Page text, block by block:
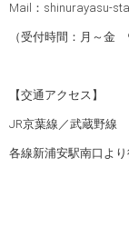
Mail：shinurayasu-
（受付時間：月～金
【交通アクセス】
JR京葉線／武蔵野線
各線新浦安駅南口よ